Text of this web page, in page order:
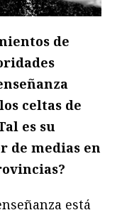
de
celtas de
es su
de medias en
está